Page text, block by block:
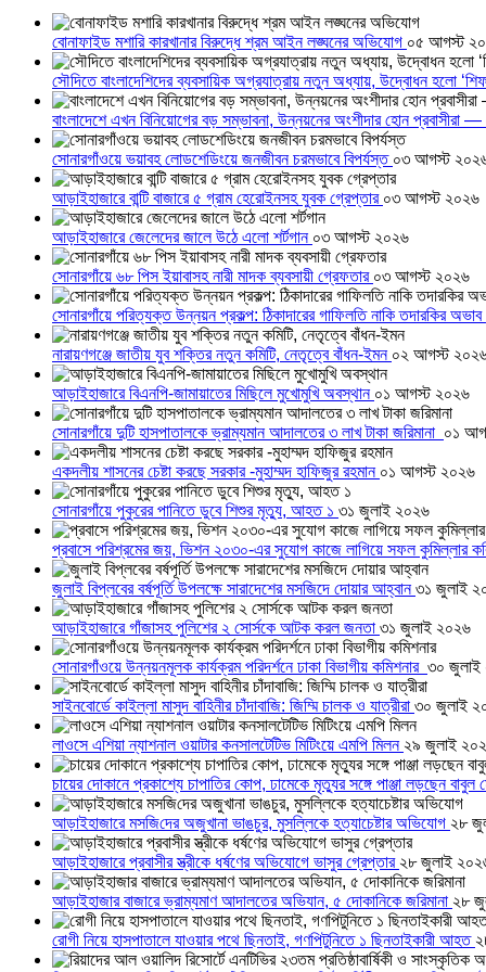
বোনাফাইড মশারি কারখানার বিরুদ্ধে শ্রম আইন লঙ্ঘনের অভিযোগ ০৫ আগস্ট
সৌদিতে বাংলাদেশিদের ব্যবসায়িক অগ্রযাত্রায় নতুন অধ্যায়, উদ্বোধন হলো ‘শিফা
বাংলাদেশে এখন বিনিয়োগের বড় সম্ভাবনা, উন্নয়নের অংশীদার হোন প্রবাসীরা
সোনারগাঁওয়ে ভয়াবহ লোডশেডিংয়ে জনজীবন চরমভাবে বিপর্যস্ত ০৩ আগস্ট
আড়াইহাজারে বান্টি বাজারে ৫ গ্রাম হেরোইনসহ যুবক গ্রেপ্তার ০৩ আগস্ট ২০২৬
আড়াইহাজারে জেলেদের জালে উঠে এলো শর্টগান ০৩ আগস্ট ২০২৬
সোনারগাঁয়ে ৬৮ পিস ইয়াবাসহ নারী মাদক ব্যবসায়ী গ্রেফতার ০৩ আগস্ট ২০২৬
সোনারগাঁয়ে পরিত্যক্ত উন্নয়ন প্রকল্প: ঠিকাদারের গাফিলতি নাকি তদারকির অভাব
নারায়ণগঞ্জে জাতীয় যুব শক্তির নতুন কমিটি, নেতৃত্বে বাঁধন-ইমন ০২ আগস্ট
আড়াইহাজারে বিএনপি-জামায়াতের মিছিলে মুখোমুখি অবস্থান ০১ আগস্ট ২০২৬
সোনারগাঁয়ে দুটি হাসপাতালকে ভ্রাম্যমান আদালতের ৩ লাখ টাকা জরিমানা ০১
একদলীয় শাসনের চেষ্টা করছে সরকার -মুহাম্মদ হাফিজুর রহমান ০১ আগস্ট ২০২৬
সোনারগাঁয়ে পুকুরের পানিতে ডুবে শিশুর মৃত্যু, আহত ১ ৩১ জুলাই ২০২৬
প্রবাসে পরিশ্রমের জয়, ভিশন ২০৩০-এর সুযোগ কাজে লাগিয়ে সফল কুমিল্লার
জুলাই বিপ্লবের বর্ষপূর্তি উপলক্ষে সারাদেশের মসজিদে দোয়ার আহ্বান৩১ জুলাই
আড়াইহাজারে গাঁজাসহ পুলিশের ২ সোর্সকে আটক করল জনতা ৩১ জুলাই ২০২৬
সোনারগাঁওয়ে উন্নয়নমূলক কার্যক্রম পরিদর্শনে ঢাকা বিভাগীয় কমিশনার ৩০ জুলাই
সাইনবোর্ডে কাইল্লা মাসুদ বাহিনীর চাঁদাবাজি: জিম্মি চালক ও যাত্রীরা ৩০ জুলাই
লাওসে এশিয়া ন্যাশনাল ওয়াটার কনসালটেটিভ মিটিংয়ে এমপি মিলন ২৯ জুলাই
চায়ের দোকানে প্রকাশ্যে চাপাতির কোপ, ঢামেকে মৃত্যুর সঙ্গে পাঞ্জা লড়ছেন বাবুল
আড়াইহাজারে মস‌জি‌দের অজুখানা ভাঙচুর, মুসল্লিকে হত্যাচেষ্টার অভিযোগ ২৮
আড়াইহাজারে প্রবাসীর স্ত্রীকে ধর্ষণের অভিযোগে ভাসুর গ্রেপ্তার ২৮ জুলাই
আড়াইহাজার বাজারে ভ্রাম্যমাণ আদালতের অভিযান, ৫ দোকানিকে জরিমানা ২৮
রোগী নিয়ে হাসপাতালে যাওয়ার পথে ছিনতাই, গণপিটুনিতে ১ ছিনতাইকারী আহত